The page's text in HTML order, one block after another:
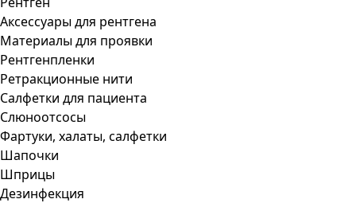
Аксессуары для рентгена
Материалы для проявки
Рентгенпленки
Ретракционные нити
Салфетки для пациента
Слюноотсосы
Фартуки, халаты, салфетки
Шапочки
Шприцы
Дезинфекция